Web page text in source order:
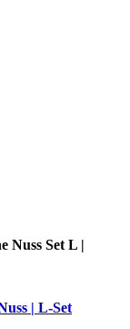
| L-Set